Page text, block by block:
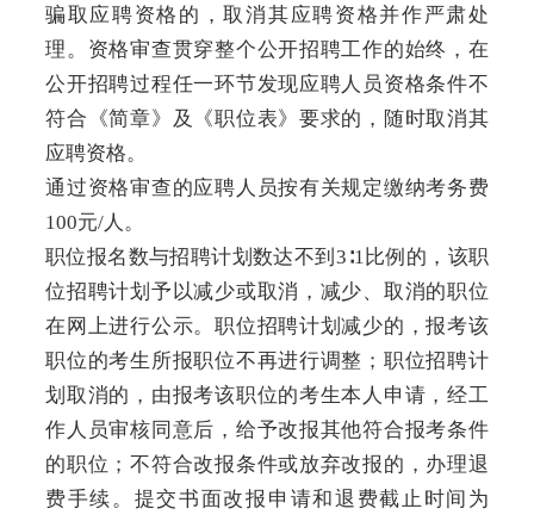
骗取应聘资格的，取消其应聘资格并作严肃处
理。资格审查贯穿整个公开招聘工作的始终，在
公开招聘过程任一环节发现应聘人员资格条件不
符合《简章》及《职位表》要求的，随时取消其
应聘资格。
通过资格审查的应聘人员按有关规定缴纳考务费
100元/人。
职位报名数与招聘计划数达不到3∶1比例的，该职
位招聘计划予以减少或取消，减少、取消的职位
在网上进行公示。职位招聘计划减少的，报考该
职位的考生所报职位不再进行调整；职位招聘计
划取消的，由报考该职位的考生本人申请，经工
作人员审核同意后，给予改报其他符合报考条件
的职位；不符合改报条件或放弃改报的，办理退
费手续。提交书面改报申请和退费截止时间为